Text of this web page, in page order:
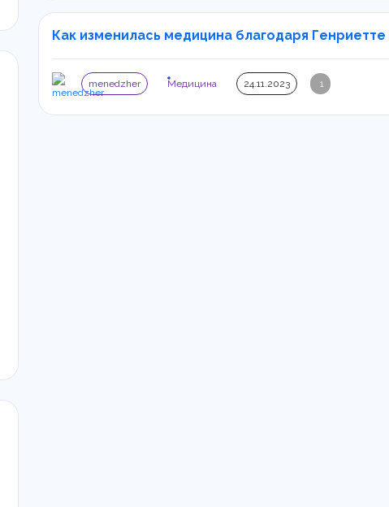
Как изменилась медицина благодаря Генриетте
menedzher Медицина 24.11.2023 1